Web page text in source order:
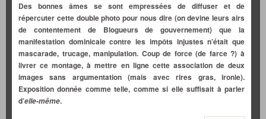
Des bonnes âmes se sont empressées de diffuser et de
répercuter cette double photo pour nous dire (on devine leurs airs
de contentement de Blogueurs de gouvernement) que la
manifestation dominicale contre les impôts injustes n’était que
mascarade, trucage, manipulation. Coup de force (de farce ?) à
livrer ce montage, à mettre en ligne cette association de deux
images sans argumentation (mais avec rires gras, ironie).
Exposition donnée comme telle, comme si elle suffisait à parler
d’elle-même.